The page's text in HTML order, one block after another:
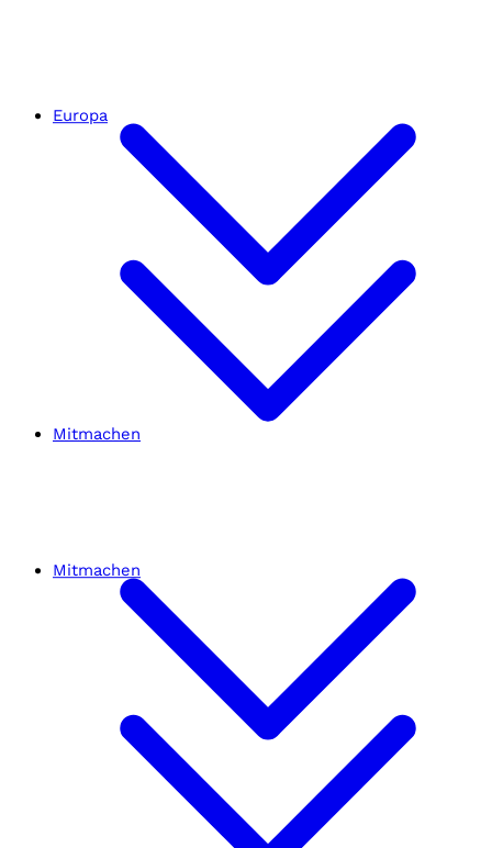
Mitmachen
Europa
Mitmachen